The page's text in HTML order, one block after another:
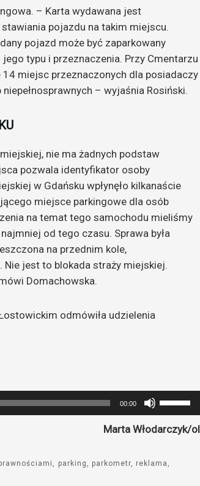
– Karta wydawana jest
pojazdu na takim miejscu.
pojazd może być zaparkowany
typu i przeznaczenia. Przy Cmentarzu
miejsc przeznaczonych dla posiadaczy
– wyjaśnia Rosiński.
nie ma żadnych podstaw
pozwala identyfikator osoby
w Gdańsku wpłynęło kilkanaście
miejsce parkingowe dla osób
na temat tego samochodu mieliśmy
od tego czasu. Sprawa była
na przednim kole,
Nie jest to blokada straży miejskiej.
Domachowska.
odmówiła udzielenia
00:00
Używaj
strzałek
do
oraz
Marta Włodarczyk/ol
parking parkometr
reklama